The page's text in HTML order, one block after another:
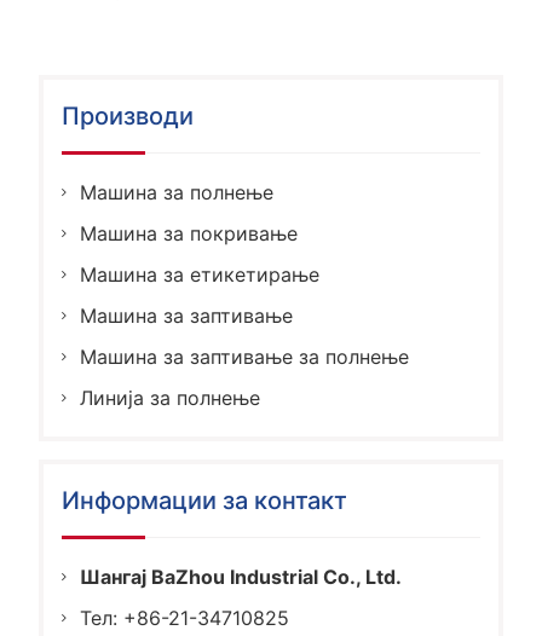
Производи
Машина за полнење
Машина за покривање
Машина за етикетирање
Машина за заптивање
Машина за заптивање за полнење
Линија за полнење
Информации за контакт
Шангај BaZhou Industrial Co., Ltd.
Тел: +86-21-34710825